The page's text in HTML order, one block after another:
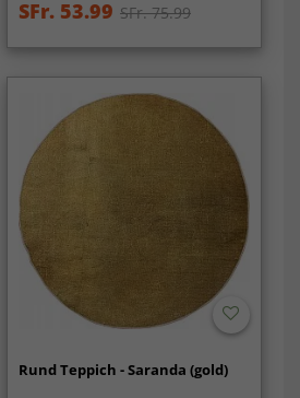
SFr. 53.99 SFr. 75.99
Rund Teppich - Saranda (gold)